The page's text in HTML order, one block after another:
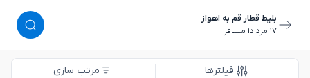
بلیط قطار قم به اهواز
١٧ مرداد
١ مسافر
فیلترها مرتب سازی